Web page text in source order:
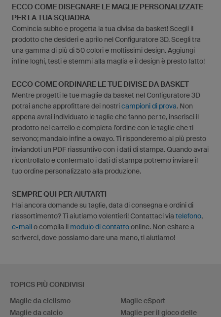
ECCO COME DISEGNARE LE MAGLIE PERSONALIZZATE
PER LA TUA SQUADRA
Comincia subito e progetta la tua divisa da basket! Scegli il
prodotto che desideri e aprilo nel Configuratore 3D. Scegli tra
una gamma di più di 50 colori e moltissimi design. Aggiungi
infine loghi, testi e stemmi alla maglia e il design è presto fatto!
ECCO COME ORDINARE LE TUE DIVISE DA BASKET
Mentre progetti le tue maglie da basket nel Configuratore 3D
potrai anche approfittare dei nostricampioni di prova. Non
appena avrai individuato le taglie che fanno per te, inserisci il
prodotto nel carrello e completa l’ordine con le taglie che ti
servono; mandalo infine a owayo. Ti risponderemo al più presto
inviandoti un PDF riassuntivo con i dati di stampa. Quando avrai
ricontrollato e confermato i dati di stampa potremo inviare il
tuo ordine personalizzato alla produzione.
SEMPRE QUI PER AIUTARTI
Hai ancora domande su taglie, data di consegna e ordini di
riassortimento? Ti aiutiamo volentieri! Contattaci via telefono,
e-mailo compila il modulo di contattoonline. Non esitare a
scriverci, dove possiamo dare una mano, ti aiutiamo!
TOPICS PIÙ CONDIVISI
Maglie da ciclismo
Maglie da calcio
Maglie eSport
Maglie per il gioco delle